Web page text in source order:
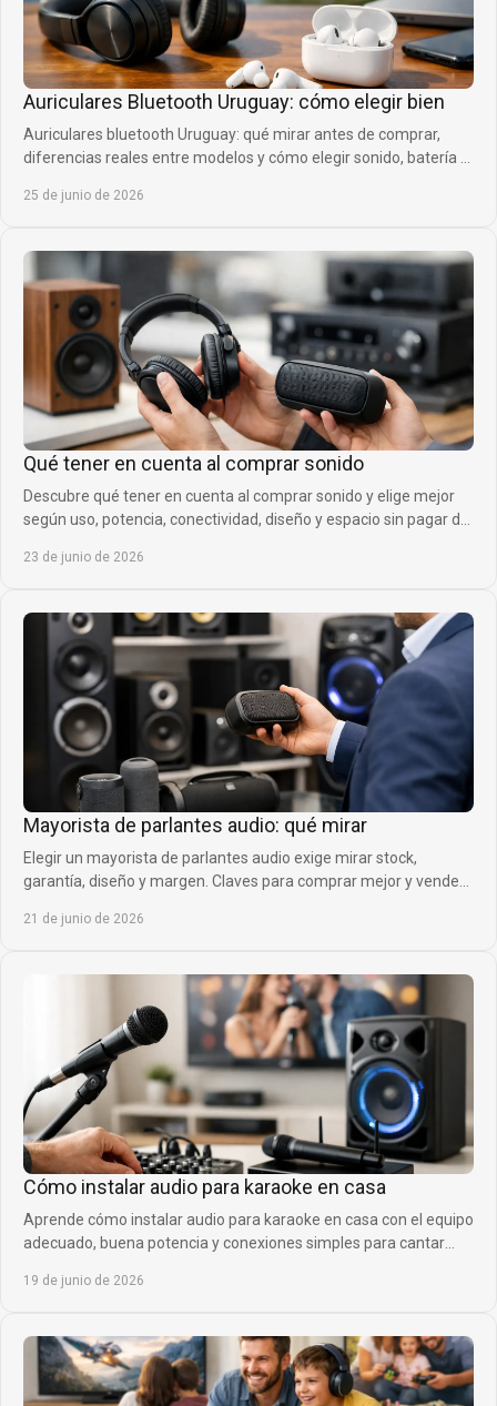
Auriculares Bluetooth Uruguay: cómo elegir bien
Auriculares bluetooth Uruguay: qué mirar antes de comprar,
diferencias reales entre modelos y cómo elegir sonido, batería y
25 de junio de 2026
Qué tener en cuenta al comprar sonido
Descubre qué tener en cuenta al comprar sonido y elige mejor
según uso, potencia, conectividad, diseño y espacio sin pagar de
23 de junio de 2026
Mayorista de parlantes audio: qué mirar
Elegir un mayorista de parlantes audio exige mirar stock,
garantía, diseño y margen. Claves para comprar mejor y vender
21 de junio de 2026
Cómo instalar audio para karaoke en casa
Aprende cómo instalar audio para karaoke en casa con el equipo
adecuado, buena potencia y conexiones simples para cantar
19 de junio de 2026